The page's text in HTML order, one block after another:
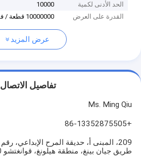
الحد الأدنى لكمية
10000
القدرة على العرض
10000000 قطعة / فم
عرض المزيد
تفاصيل الاتصال
Ms. Ming Qiu
+86-13352875505
طريق جيان بينغ، منطقة هيلونغ، قوانغتشو 510440، الصين